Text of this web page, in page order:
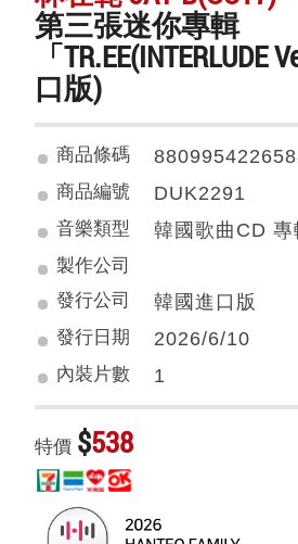
第三張迷你專輯
「
口版)
商品條碼
商品編號 DUK2291
音樂類型 韓國歌曲CD 專
製作公司
發行公司
韓國進口版
發行日期 2026/6/10
內裝片數 1
特價 $538